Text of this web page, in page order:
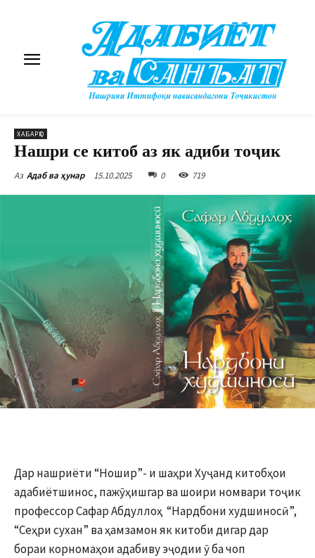
ХАБАРҲО
Нашри се китоб аз як адиби тоҷик
Аз Адаб ва ҳунар 15.10.2025 0 719
Дар нашриёти “Ношир”- и шаҳри Хуҷанд китобҳои
адабиётшинос, пажӯҳишгар ва шоири номвари тоҷик
профессор Сафар Абдуллоҳ “Нардбони худшиносӣ”,
“Сеҳри сухан” ва ҳамзамон як китоби дигар дар
бораи корномаҳои адабиву эҷодии ӯ ба чоп